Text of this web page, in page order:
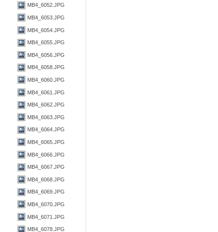
MB4_6052.JPG
MB4_6053.JPG
MB4_6054.JPG
MB4_6055.JPG
MB4_6056.JPG
MB4_6058.JPG
MB4_6060.JPG
MB4_6061.JPG
MB4_6062.JPG
MB4_6063.JPG
MB4_6064.JPG
MB4_6065.JPG
MB4_6066.JPG
MB4_6067.JPG
MB4_6068.JPG
MB4_6069.JPG
MB4_6070.JPG
MB4_6071.JPG
MB4_6078.JPG